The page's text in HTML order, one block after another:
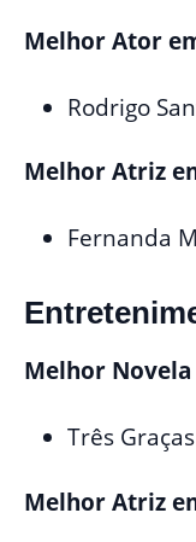
Melhor Ator
Rodrigo
Melhor Atriz
Fernanda
Melhor Novela
Três Graças
Melhor Atriz